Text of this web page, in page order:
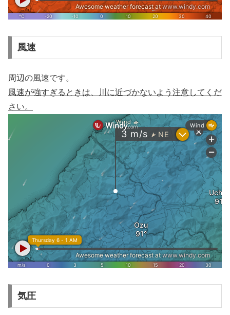
風速
周辺の風速です。
風速が強すぎるときは、川に近づかないよう注意してくだ
さい。
気圧